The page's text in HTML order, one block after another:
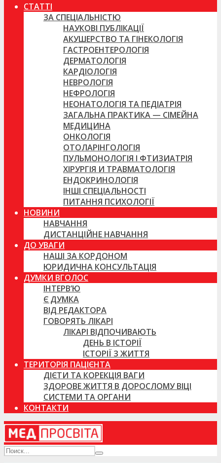
СТАТТІ
ЗА СПЕЦІАЛЬНІСТЮ
НАУКОВІ ПУБЛІКАЦІЇ
АКУШЕРСТВО ТА ГІНЕКОЛОГІЯ
ГАСТРОЕНТЕРОЛОГІЯ
ДЕРМАТОЛОГІЯ
КАРДІОЛОГІЯ
НЕВРОЛОГІЯ
НЕФРОЛОГІЯ
НЕОНАТОЛОГІЯ ТА ПЕДІАТРІЯ
ЗАГАЛЬНА ПРАКТИКА — СІМЕЙНА
МЕДИЦИНА
ОНКОЛОГІЯ
ОТОЛАРІНГОЛОГІЯ
ПУЛЬМОНОЛОГІЯ І ФТИЗИАТРІЯ
ХІРУРГІЯ И ТРАВМАТОЛОГІЯ
ЕНДОКРИНОЛОГІЯ
ІНШІ СПЕЦІАЛЬНОСТІ
ПИТАННЯ ПСИХОЛОГІЇ
НОВИНИ
НАВЧАННЯ
ДИСТАНЦІЙНЕ НАВЧАННЯ
ДО УВАГИ
НАШІ ЗА КОРДОНОМ
ЮРИДИЧНА КОНСУЛЬТАЦІЯ
ДУМКИ ВГОЛОС
ІНТЕРВ’Ю
Є ДУМКА
ВІД РЕДАКТОРА
ГОВОРЯТЬ ЛІКАРІ
ЛІКАРІ ВІДПОЧИВАЮТЬ
ДЕНЬ В ІСТОРІЇ
ІСТОРІЇ З ЖИТТЯ
ТЕРИТОРІЯ ПАЦІЄНТА
ДІЄТИ ТА КОРЕКЦІЯ ВАГИ
ЗДОРОВЕ ЖИТТЯ В ДОРОСЛОМУ ВІЦІ
СИСТЕМИ ТА ОРГАНИ
КОНТАКТИ